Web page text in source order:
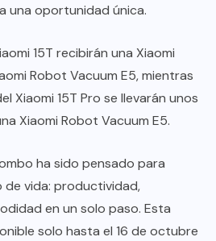
una oportunidad única.
15T recibirán una Xiaomi
Robot Vacuum E5, mientras
Xiaomi 15T Pro se llevarán unos
Xiaomi Robot Vacuum E5.
ha sido pensado para
vida: productividad,
en un solo paso. Esta
solo hasta el 16 de octubre